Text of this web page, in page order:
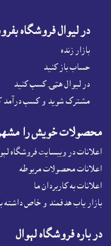
در ليوال فروشگاه
بازار زنده
حساب باز کنيد
در لیوال هټۍ کسب کنید
مشترک شوید و کسب درآمد
محصولات خويش را
اعلانات در ويبسايت فروشگاه
اعلانات محصولات مربوطه
اعلانات به کاربردان ما
بازار ياب هدفمند و خاص داشته
در باره فروشگاه لېوال